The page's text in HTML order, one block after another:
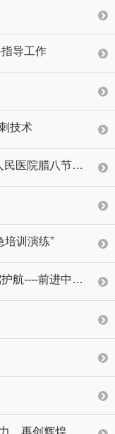
导工作
技术
香飘腊八节，浓浓扶医情 ——扶沟县人民医院腊八节免费送粥了
培训演练”
【名科推荐】不忘初心，为孕产妇保驾护航----前进中的扶沟县人民医院产科
，再创辉煌